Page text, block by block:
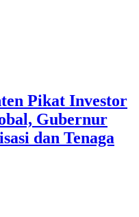
Pikat Investor
Gubernur
dan Tenaga